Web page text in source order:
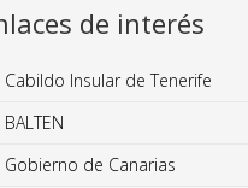
de interés
Cabildo Insular de Tenerife
BALTEN
Gobierno de Canarias